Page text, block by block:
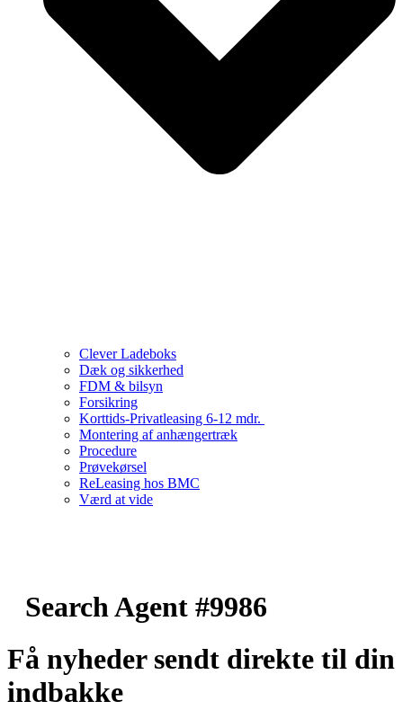
Clever Ladeboks
Dæk og sikkerhed
FDM & bilsyn
Forsikring
Korttids-Privatleasing 6-12 mdr.
Montering af anhængertræk
Procedure
Prøvekørsel
ReLeasing hos BMC
Værd at vide
Search Agent #9986
Få nyheder sendt direkte til din
indbakke